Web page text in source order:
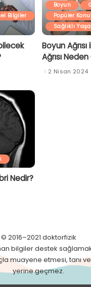
Bilgiler
Boyun
Popüler
Sağlıklı
Boyun
Ağrısı
2 Nisan 2024
Nedir?
© 2016–2021 doktorfizik
bilgiler destek
muayene etmesi, tanı
yerine geçmez.